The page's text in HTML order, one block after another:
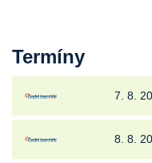
Termíny
7. 8.
8. 8.